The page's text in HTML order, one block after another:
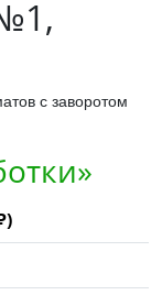
с заворотом